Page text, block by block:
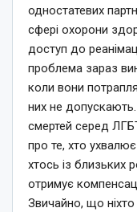
одностатевих
сфері охорони
доступ до
проблема зараз
коли вони
них не допускають.
смертей серед
про те, хто
хтось із близьких
отримує
Звичайно, що